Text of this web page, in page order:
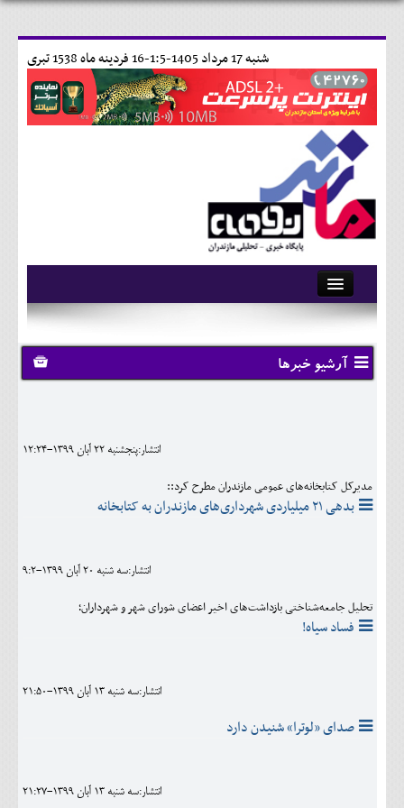
16 فردينه ماه 1538 تبری شنبه 17 مرداد 1405-1:5-
آرشیو
تماس با ما
وبلاگ
کلینیک
فرهنگی و هنری
اقتصادی
آرشیو خبرها
انتشار:پنجشنبه 22 آبان 1399-12:24
مدیرکل کتابخانه‌های عمومی مازندران مطرح کرد::
بدهی ۲۱ میلیاردی شهرداری‌های مازندران به کتابخانه‌
انتشار:سه شنبه 20 آبان 1399-9:2
تحلیل جامعه‌شناختی بازداشت‌های اخیر اعضای شورای شهر و شهرداران؛
فساد سیاه!
انتشار:سه شنبه 13 آبان 1399-21:50
صدای «لوترا» شنیدن دارد
انتشار:سه شنبه 13 آبان 1399-21:27